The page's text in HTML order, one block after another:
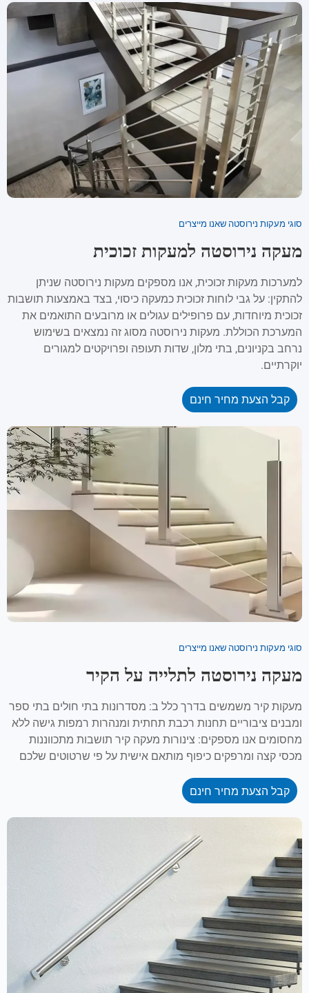
סוגי מעקות נירוסטה שאנו מייצרים
מעקה נירוסטה למעקות זכוכית
למערכות מעקות זכוכית, אנו מספקים מעקות נירוסטה שניתן
להתקין: על גבי לוחות זכוכית כמעקה כיסוי, בצד באמצעות תושבות
זכוכית מיוחדות, עם פרופילים עגולים או מרובעים התואמים את
המערכת הכוללת. מעקות נירוסטה מסוג זה נמצאים בשימוש
נרחב בקניונים, בתי מלון, שדות תעופה ופרויקטים למגורים
יוקרתיים.
קבל הצעת מחיר חינם
סוגי מעקות נירוסטה שאנו מייצרים
מעקה נירוסטה לתלייה על הקיר
מעקות קיר משמשים בדרך כלל ב: מסדרונות בתי חולים בתי ספר
ומבנים ציבוריים תחנות רכבת תחתית ומנהרות רמפות גישה ללא
מחסומים אנו מספקים: צינורות מעקה קיר תושבות מתכווננות
מכסי קצה ומרפקים כיפוף מותאם אישית על פי שרטוטים שלכם
קבל הצעת מחיר חינם